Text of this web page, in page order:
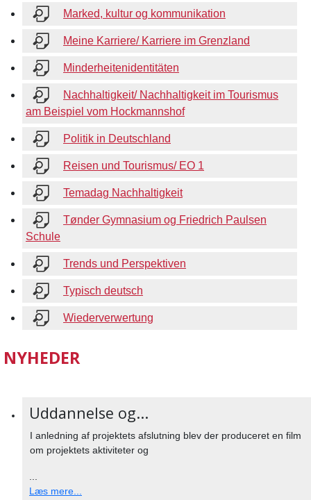
Marked, kultur og kommunikation
Meine Karriere/ Karriere im Grenzland
Minderheitenidentitäten
Nachhaltigkeit/ Nachhaltigkeit im Tourismus
am Beispiel vom Hockmannshof
Politik in Deutschland
Reisen und Tourismus/ EO 1
Temadag Nachhaltigkeit
Tønder Gymnasium og Friedrich Paulsen
Schule
Trends und Perspektiven
Typisch deutsch
Wiederverwertung
NYHEDER
Uddannelse og...
I anledning af projektets afslutning blev der produceret en film
om projektets aktiviteter og
Læs mere...